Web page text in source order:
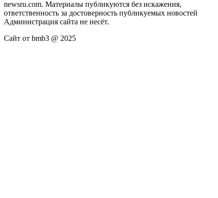
newsru.com. Материалы публикуются без искажения,
ответственность за достоверность публикуемых новостей
Администрация сайта не несёт.
Сайт от bmb3 @ 2025